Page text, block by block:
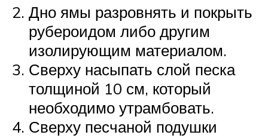
Дно ямы разровнять и покрыть
рубероидом либо другим
изолирующим материалом.
Сверху насыпать слой песка
толщиной 10 см, который
необходимо утрамбовать.
Сверху песчаной подушки